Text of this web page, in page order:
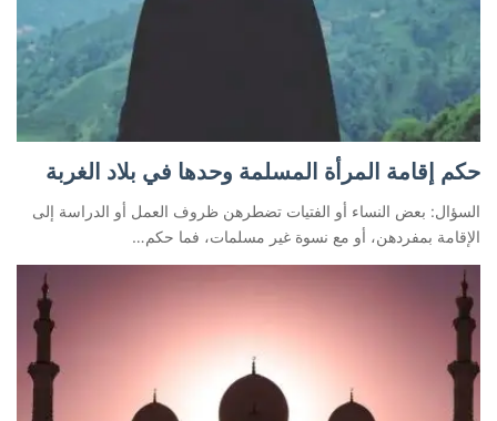
حكم إقامة المرأة المسلمة وحدها في بلاد الغربة
السؤال: بعض النساء أو الفتيات تضطرهن ظروف العمل أو الدراسة إلى
الإقامة بمفردهن، أو مع نسوة غير مسلمات، فما حكم…